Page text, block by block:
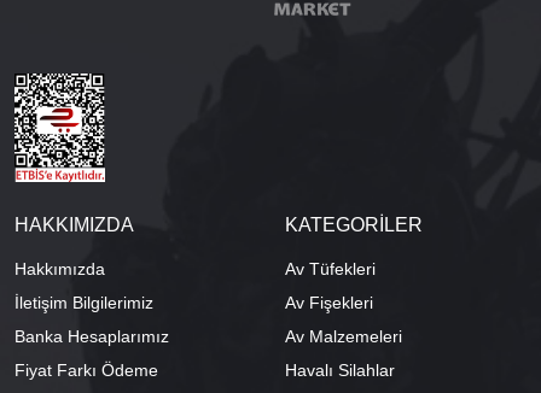
HAKKIMIZDA
Hakkımızda
İletişim Bilgilerimiz
Banka Hesaplarımız
Fiyat Farkı Ödeme
KATEGORİLER
Av Tüfekleri
Av Fişekleri
Av Malzemeleri
Havalı Silahlar